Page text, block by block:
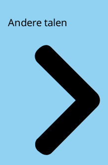
Andere talen